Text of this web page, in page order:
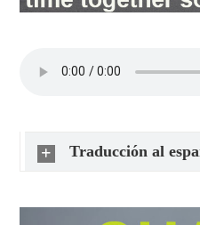
Traducción al